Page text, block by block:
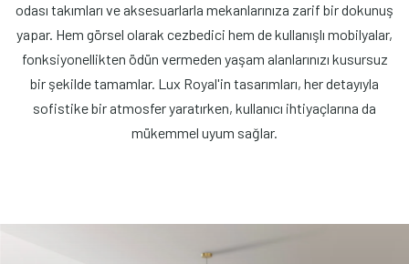
odası takımları ve aksesuarlarla mekanlarınıza zarif bir dokunuş
yapar. Hem görsel olarak cezbedici hem de kullanışlı mobilyalar,
fonksiyonellikten ödün vermeden yaşam alanlarınızı kusursuz
bir şekilde tamamlar. Lux Royal'in tasarımları, her detayıyla
sofistike bir atmosfer yaratırken, kullanıcı ihtiyaçlarına da
mükemmel uyum sağlar.